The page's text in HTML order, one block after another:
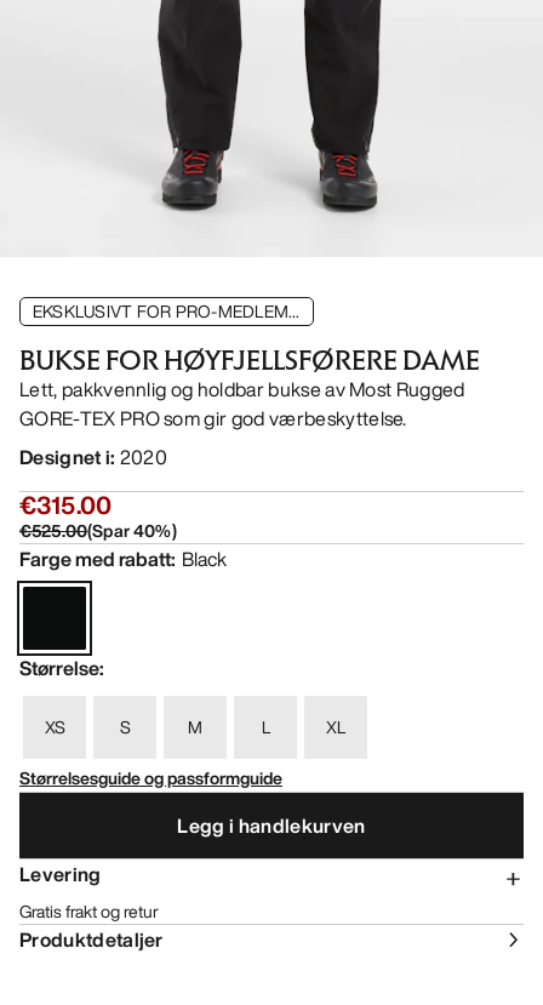
EKSKLUSIVT FOR PRO-MEDLEM...
BUKSE FOR HØYFJELLSFØRERE DAME
Lett, pakkvennlig og holdbar bukse av Most Rugged
GORE-TEX PRO som gir god værbeskyttelse.
Designet i: 2020
€315.00
€525.00(Spar40%)
Farge med rabatt: Black
Størrelse:
XS S M L
XL
Størrelsesguide og passformguide
Legg i handlekurven
Levering
Gratis frakt og retur
Produktdetaljer